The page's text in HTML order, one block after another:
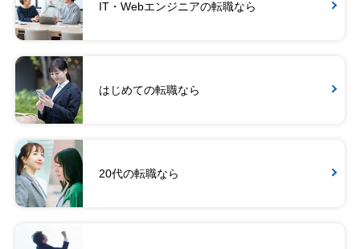
IT・Webエンジニアの転職なら
はじめての転職なら
20代の転職なら